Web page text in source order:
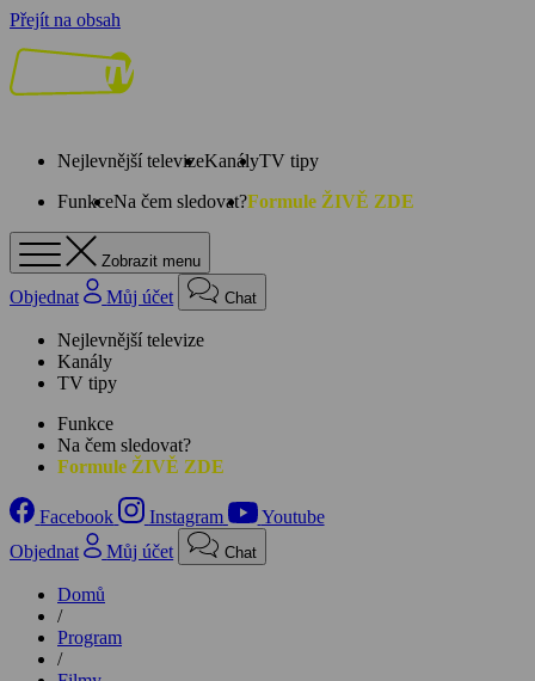
Přejít na obsah
Nejlevnější televizeKanályTV tipy
FunkceNa čem sledovat?Formule ŽIVĚ ZDE
Zobrazit menu
Objednat Můj účet Chat
Nejlevnější televize
Kanály
TV tipy
Funkce
Na čem sledovat?
Formule ŽIVĚ ZDE
Facebook Instagram
Youtube
Objednat
Můj účet Chat
Domů
/
Program
/